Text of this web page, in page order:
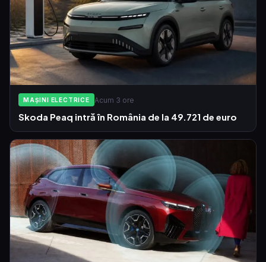
MAȘINI ELECTRICE Acum 3 ore
Skoda Peaq intră în România de la 49.721 de euro